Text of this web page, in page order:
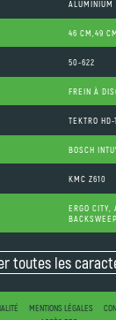
ALUMINIUM
46 CM,49
50-622
FREIN À
TEKTRO
BOSCH
KMC Z610
ERGO
toutes les
MENTIONS LÉGALES